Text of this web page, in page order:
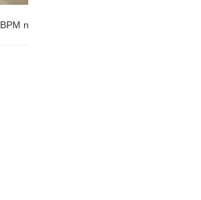
na Mineração